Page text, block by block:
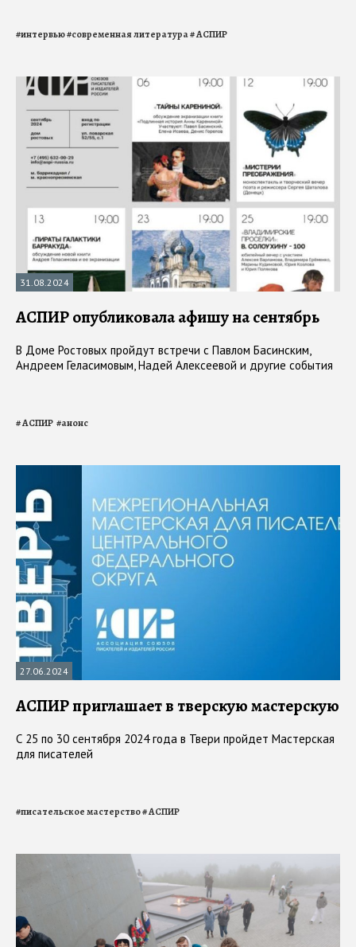
#интервью#современная литература#АСПИР
31.08.2024
АСПИР опубликовала афишу на сентябрь
В Доме Ростовых пройдут встречи с Павлом Басинским,
Андреем Геласимовым, Надей Алексеевой и другие события
#АСПИР #анонс
27.06.2024
АСПИР приглашает в тверскую мастерскую
С 25 по 30 сентября 2024 года в Твери пройдет Мастерская
для писателей
#писательское мастерство#АСПИР